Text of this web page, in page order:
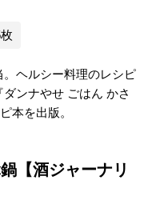
ヘルシー料理のレシピ
ンナやせ ごはん かさ
本を出版。
【酒ジャーナリ